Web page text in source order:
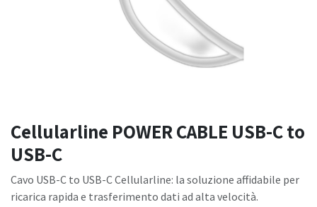
Cellularline POWER CABLE USB-C to
USB-C
Cavo USB-C to USB-C Cellularline: la soluzione affidabile per
ricarica rapida e trasferimento dati ad alta velocità.